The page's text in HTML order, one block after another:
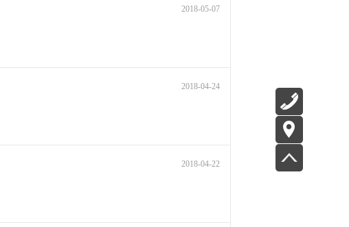
2018-05-07
2018-04-24
2018-04-22